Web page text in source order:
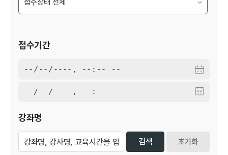
접수기간
강좌명
초기화